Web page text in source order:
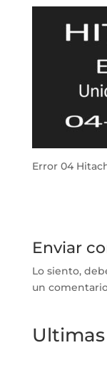
Error 04
Enviar
Lo siento,
un